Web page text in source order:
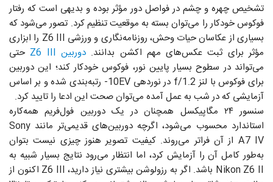
تشخیص چهره و چشم در فواصل دور مؤثر بوده و بدیهی است که رفتار
فوکوس خودکار را می‌توان بسته به موقعیت تنظیم کرد. تصور می‌شود که
بسیاری از عکاسان حیات وحش، روزنامه‌نگاری و ورزشی Z6 III را ابزاری
مؤثر برای ثبت عکس‌های مهم اکشن بدانند.دوربین Z6 III
حتی
می‌تواند در سطوح بسیار پایین نور، فوکوس خودکار کند؛ این دوربین
برای فوکوس با لنز f/1.2 در نوردهی 10EV- رتبه‌بندی شده و بر اساس
آزمایشی که در شب به عمل آمده می‌توان صحت این ادعا را تایید کرد.
سنسور ۲۴ مگاپیکسل همچنان در یک دوربین فول‌فریم همه‌کاره
استاندارد محسوب می‌شود، اگرچه دوربین‌های قدیمی‌تر مانند Sony
A7 IV از آن فراتر می‌روند. کیفیت تصویر هنوز چیزی نیست بتوان
به‌طور کامل آن را آزمایش کرد، اما انتظار می‌رود نتایج بسیار شبیه به
Nikon Z6 II باشد. اگر به رزولوشن بیشتری نیاز دارید، Z6 III اکنون از